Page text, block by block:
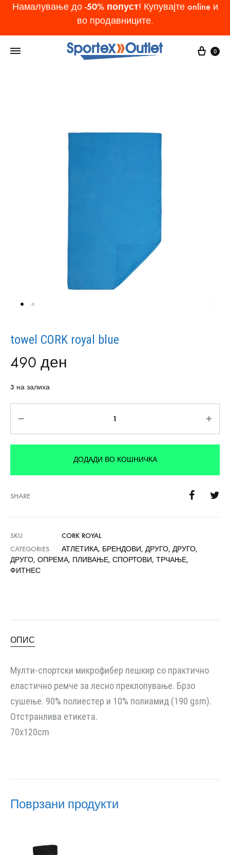
Намалување до -50% попуст! Купувајте online и
во продавниците.
Cart
0
towel CORK royal blue
490 ден
3 на залиха
ДОДАДИ ВО КОШНИЧКА
SHARE
SKU
CORK ROYAL
CATEGORIES
АТЛЕТИКА, БРЕНДОВИ, ДРУГО, ДРУГО,
ДРУГО, ОПРЕМА, ПЛИВАЊЕ, СПОРТОВИ, ТРЧАЊЕ,
ФИТНЕС
ОПИС
Мулти-спортски микрофибер пешкир со практично
еластично ремче за лесно преклопување. Брзо
сушење. 90% полиестер и 10% полиамид (190 gsm).
Отстранлива етикета.
70x120cm
Поврзани продукти